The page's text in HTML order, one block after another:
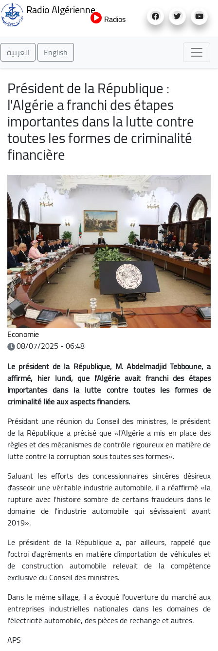
au
Radio Algérienne
Radios
العربية English
Président de la République :
l'Algérie a franchi des étapes
importantes dans la lutte contre
toutes les formes de criminalité
financière
Economie
08/07/2025 - 06:48
Le président de la République, M. Abdelmadjid Tebboune, a
affirmé, hier lundi, que l'Algérie avait franchi des étapes
importantes dans la lutte contre toutes les formes de
criminalité liée aux aspects financiers.
Présidant une réunion du Conseil des ministres, le président
de la République a précisé que «l'Algérie a mis en place des
règles et des mécanismes de contrôle rigoureux en matière de
lutte contre la corruption sous toutes ses formes».
Saluant les efforts des concessionnaires sincères désireux
d'asseoir une véritable industrie automobile, il a réaffirmé «la
rupture avec l'histoire sombre de certains fraudeurs dans le
domaine de l'industrie automobile qui sévissaient avant
2019».
Le président de la République a, par ailleurs, rappelé que
l'octroi d'agréments en matière d'importation de véhicules et
de construction automobile relevait de la compétence
exclusive du Conseil des ministres.
Dans le même sillage, il a évoqué l'ouverture du marché aux
entreprises industrielles nationales dans les domaines de
l'électricité automobile, des pièces de rechange et autres.
APS